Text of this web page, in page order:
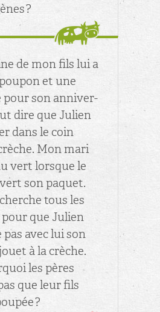
?
de mon fils lui a
et une
pour son an­ni­ver­
dire que Ju­lien
dans le coin
Mon mari
vert lorsque le
son pa­quet.
tous les
que Ju­lien
pas avec lui son
à la crèche.
les pères
que leur fils
?